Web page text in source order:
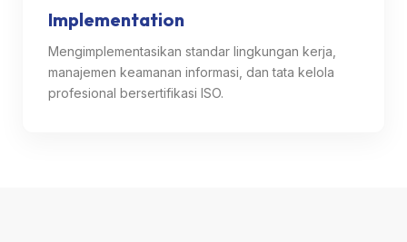
Implementation
Mengimplementasikan standar lingkungan kerja,
manajemen keamanan informasi, dan tata kelola
profesional bersertifikasi ISO.